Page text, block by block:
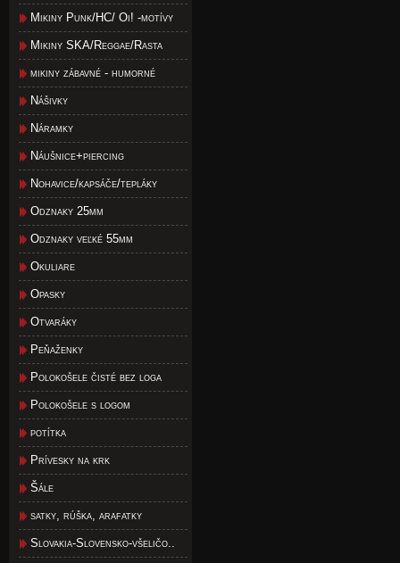
Mikiny Punk/HC/ Oi! -motívy
Mikiny SKA/Reggae/Rasta
mikiny zábavné - humorné
Nášivky
Náramky
Náušnice+piercing
Nohavice/kapsáče/tepláky
Odznaky 25mm
Odznaky veľké 55mm
Okuliare
Opasky
Otvaráky
Peňaženky
Polokošele čisté bez loga
Polokošele s logom
potítka
Prívesky na krk
Šále
satky, rúška, arafatky
Slovakia-Slovensko-všeličo..